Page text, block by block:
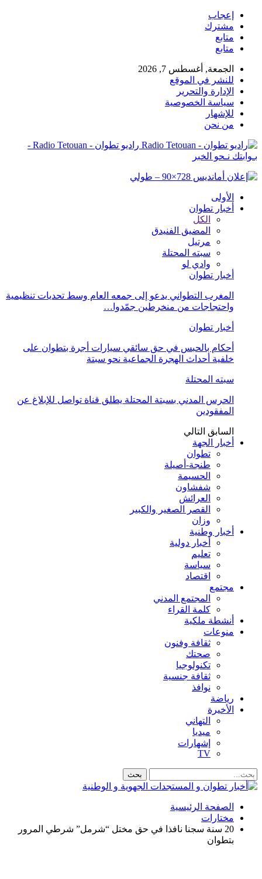
إعجاب
مشترك
متابع
متابع
الجمعة, أغسطس 7, 2026
للنشر في الموقع
الإدارة والتحرير
سياسة الخصوصية
للإشهار
من نحن
راديو تطوان - Radio Tetouan -
بـوابتك نـحو الخبر
الأولى
أخبار تطوان
الكل
المضيق الفنيدق
مرتيل
سبته المحتلة
وادي لو
أخبار تطوان
المغرب التطواني يدعو إلى جمعه العام وسط تحديات تنظيمية
واحتجاجات من منخرطين جمّدوا…
أخبار تطوان
أحكام بالحبس في حق سائقي سيارات أجرة بتطوان على
خلفية أحداث الهجرة الجماعية نحو سبتة
سبته المحتلة
الحرس المدني بسبتة المحتلة يطلق قناة تواصل للإبلاغ عن
المفقودين
السابق التالي
أخبار الجهة
تطوان
طنجة-أصيلة
الحسيمة
شفشاون
العرائش
القصر الصغير والكبير
وزان
أخبار وطنية
أخبار دولية
تعليم
سياسة
اقتصاد
مجتمع
المجتمع المدني
كلمة القراء
أنشطة ملكية
منوعات
ثقافة وفنون
صحتك
تكنولوجيا
ثقافة جنسية
نوافذ
رياضة
الأخيرة
التهاني
ميديا
إشهارات
TV
الصفحة الرئيسية
مختارات
20 سنة سجنا نافذا في حق مختل “شرمل” شرطي المرور
بتطوان